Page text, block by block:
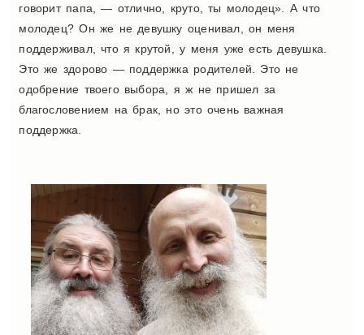
говорит папа, — отлично, круто, ты молодец». А что
молодец? Он же не девушку оценивал, он меня
поддерживал, что я крутой, у меня уже есть девушка.
Это же здорово — поддержка родителей. Это не
одобрение твоего выбора, я ж не пришел за
благословением на брак, но это очень важная
поддержка.